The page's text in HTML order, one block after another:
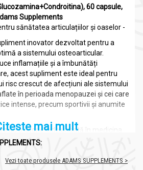
60 capsule,
Supplements
sănătatea articulațiilor și oaselor -
inovator dezvoltat pentru a
a sistemului osteoarticular.
inflamațiile și a îmbunătăți
acest supliment este ideal pentru
risc crescut de afecțiuni ale sistemului
în perioada menopauzei și cei care
intense, precum sportivii și anumite
au o istorie îndelungată în medicina
Ele sunt utilizate pentru a completa
Studiile au arătat că suplimentele
mai mult
Vezi toate produsele ADAMS SUPPLEMENTS >